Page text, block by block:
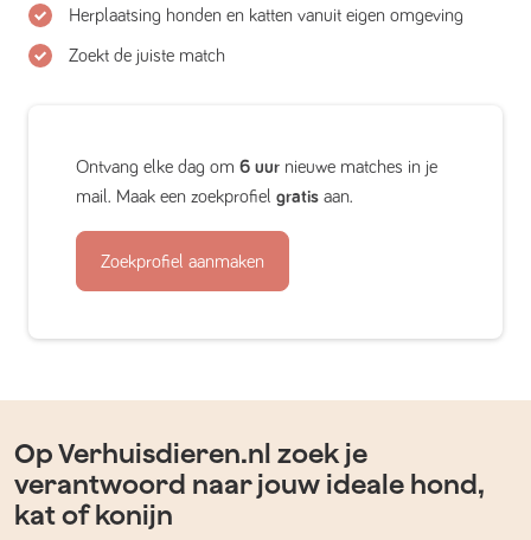
Herplaatsing honden en katten vanuit eigen omgeving
Zoekt de juiste match
Ontvang elke dag om 6 uur nieuwe matches in je
mail. Maak een zoekprofiel gratis aan.
Zoekprofiel aanmaken
Op Verhuisdieren.nl zoek je
verantwoord naar jouw ideale hond,
kat of konijn